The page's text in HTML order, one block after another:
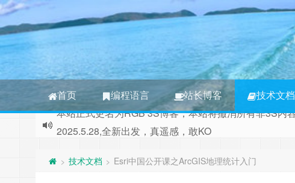
首页 编程语言 站长博客 技术文档
2025.5.28,全新出发，真遥感，敢KO
> 技术文档 > Esri中国公开课之ArcGIS地理统计入门